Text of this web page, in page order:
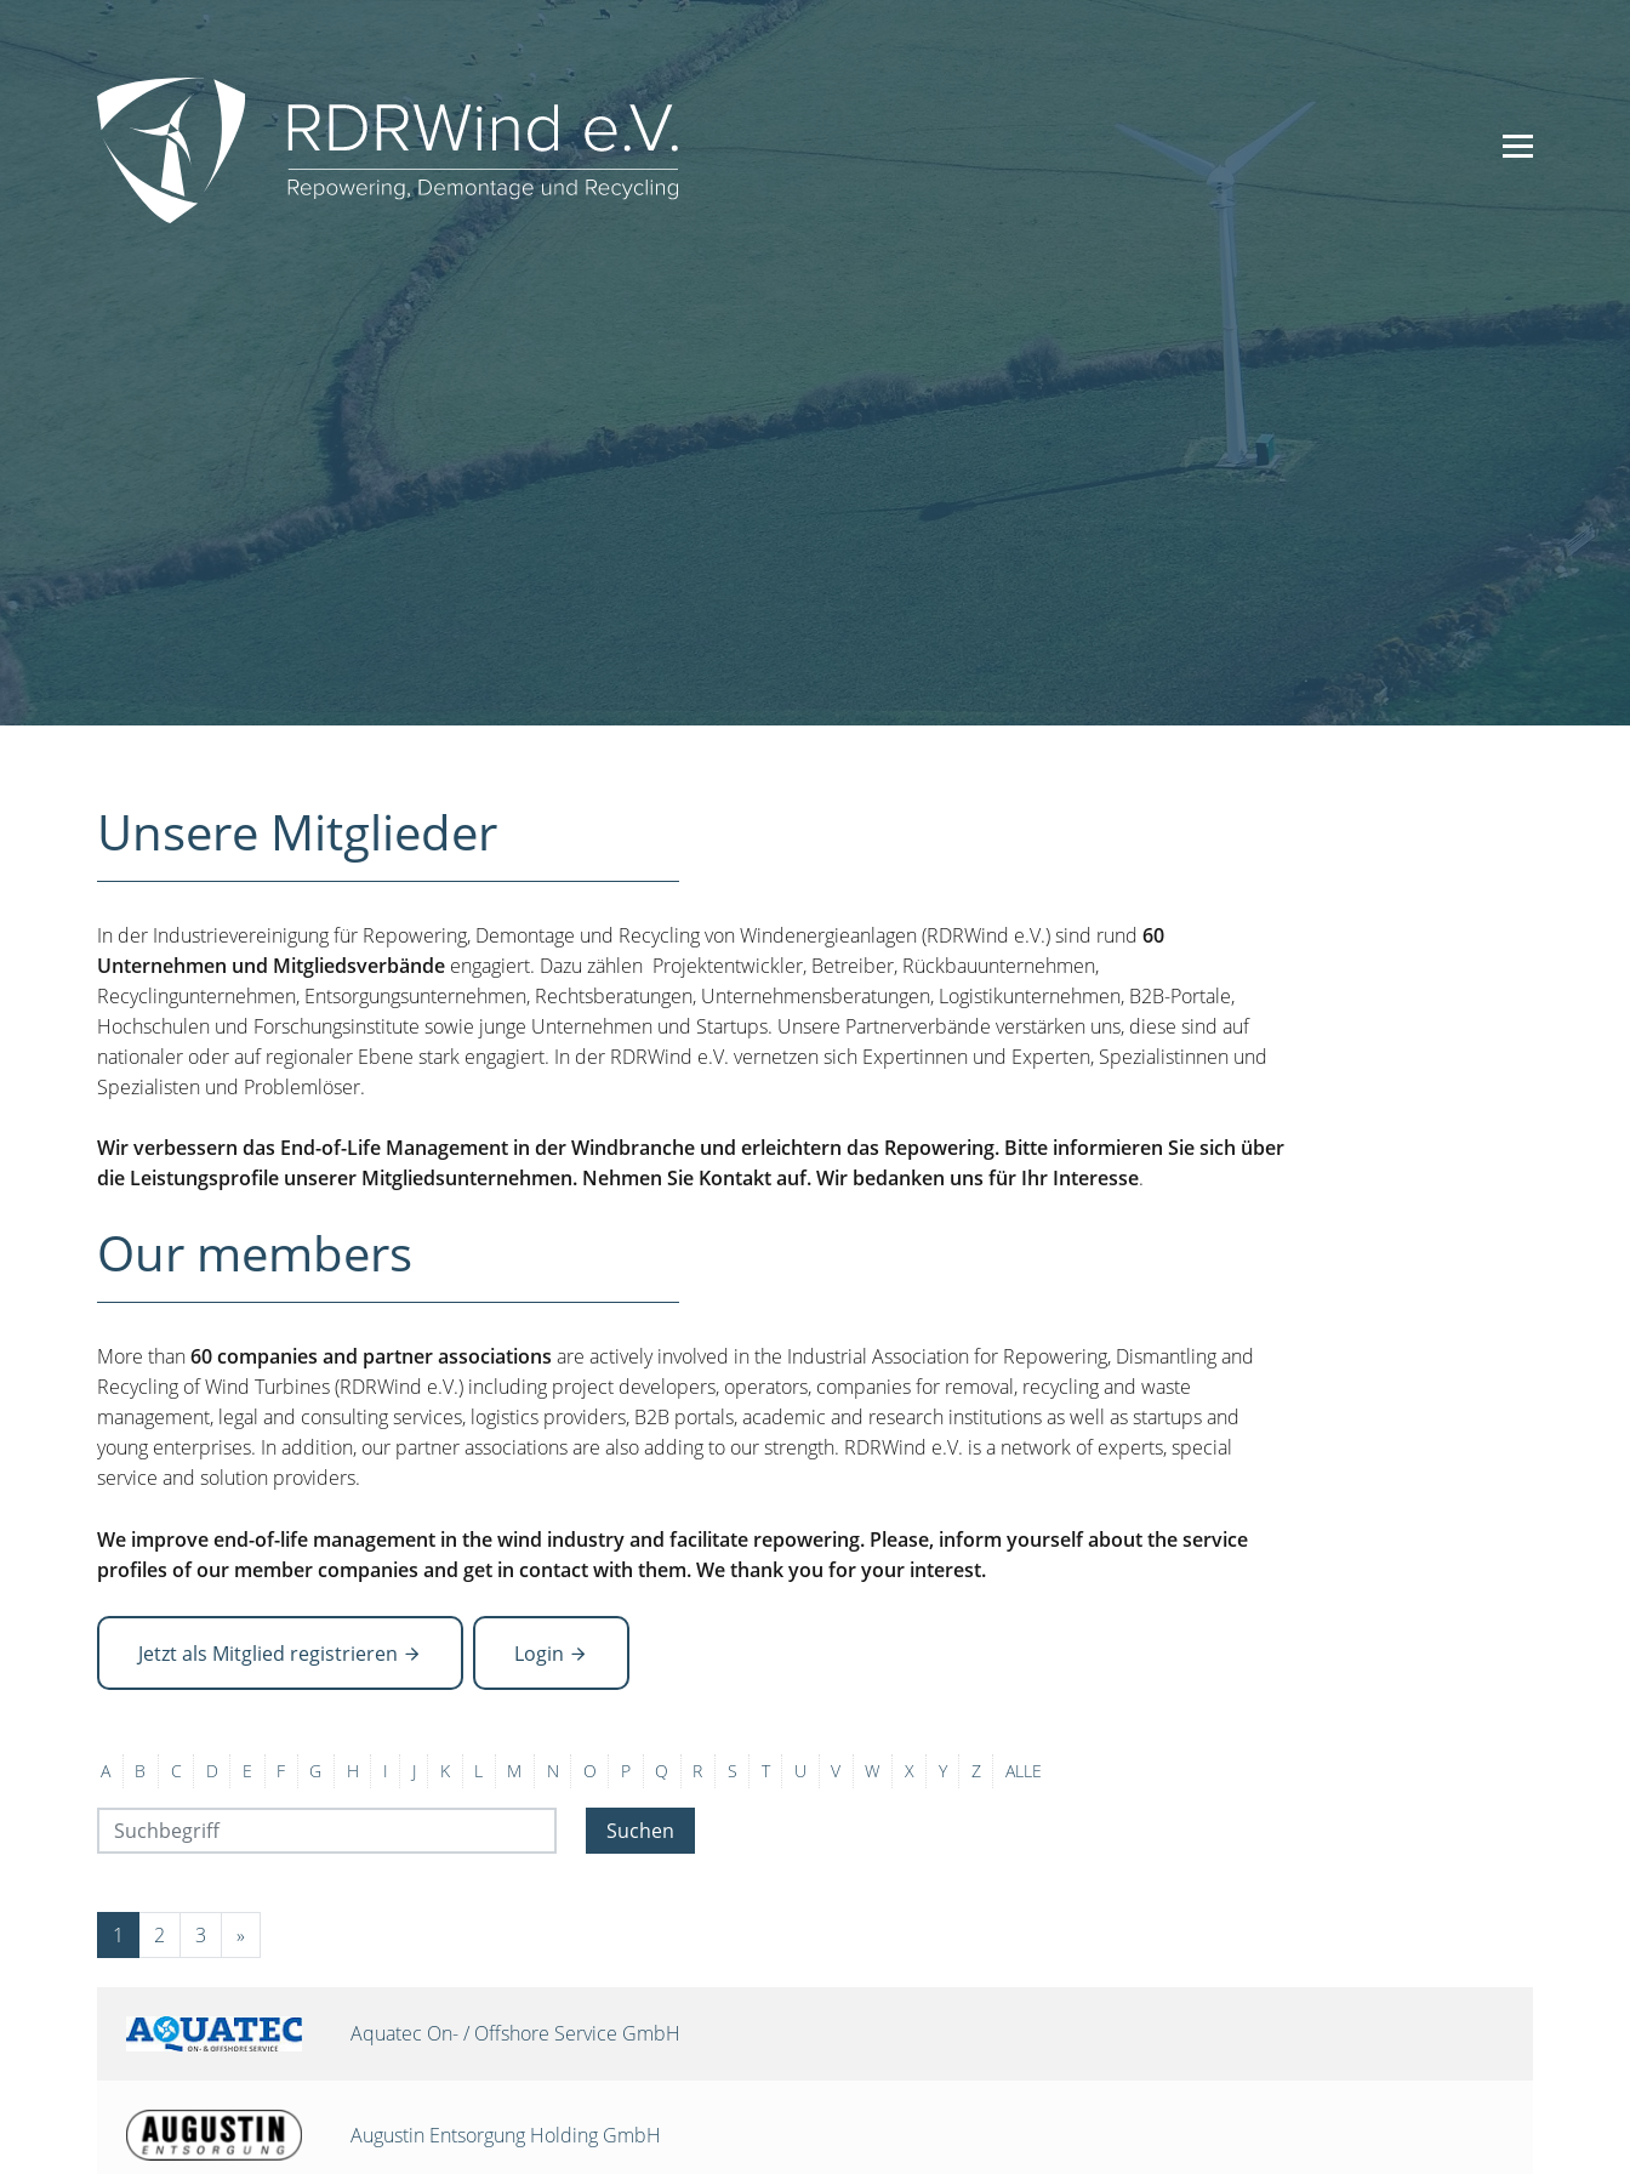
Unsere Mitglieder
In der Industrievereinigung für Repowering, Demontage und Recycling von Windenergieanlagen (RDRWind e.V.) sind rund 60
Unternehmen und Mitgliedsverbände engagiert. Dazu zählen Projektentwickler, Betreiber, Rückbauunternehmen,
Recyclingunternehmen, Entsorgungsunternehmen, Rechtsberatungen, Unternehmensberatungen, Logistikunternehmen, B2B-Portale,
Hochschulen und Forschungsinstitute sowie junge Unternehmen und Startups. Unsere Partnerverbände verstärken uns, diese sind auf
nationaler oder auf regionaler Ebene stark engagiert. In der RDRWind e.V. vernetzen sich Expertinnen und Experten, Spezialistinnen und
Spezialisten und Problemlöser.
Wir verbessern das End-of-Life Management in der Windbranche und erleichtern das Repowering. Bitte informieren Sie sich über
die Leistungsprofile unserer Mitgliedsunternehmen. Nehmen Sie Kontakt auf. Wir bedanken uns für Ihr Interesse.
Our members
More than60 companies and partner associations are actively involved in the Industrial Association for Repowering, Dismantling and
Recycling of Wind Turbines (RDRWind e.V.) including project developers, operators, companies for removal, recycling and waste
management, legal and consulting services, logistics providers, B2B portals, academic and research institutions as well as startups and
young enterprises. In addition, our partner associations are also adding to our strength. RDRWind e.V. is a network of experts, special
service and solution providers.
We improve end-of-life management in the wind industry and facilitate repowering. Please, inform yourself about the service
profiles of our member companies and get in contact with them. We thank you for your interest.
Jetzt als Mitglied registrieren Login
A B C D E F G H I J K L M N O P Q R S T U V W X Y Z ALLE
Suchen
1 2 3 »
Aquatec On- / Offshore Service GmbH
Augustin Entsorgung Holding GmbH